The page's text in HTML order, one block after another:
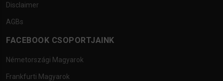
Disclaimer
AGBs
FACEBOOK CSOPORTJAINK
Németországi Magyarok
Frankfurti Magyarok